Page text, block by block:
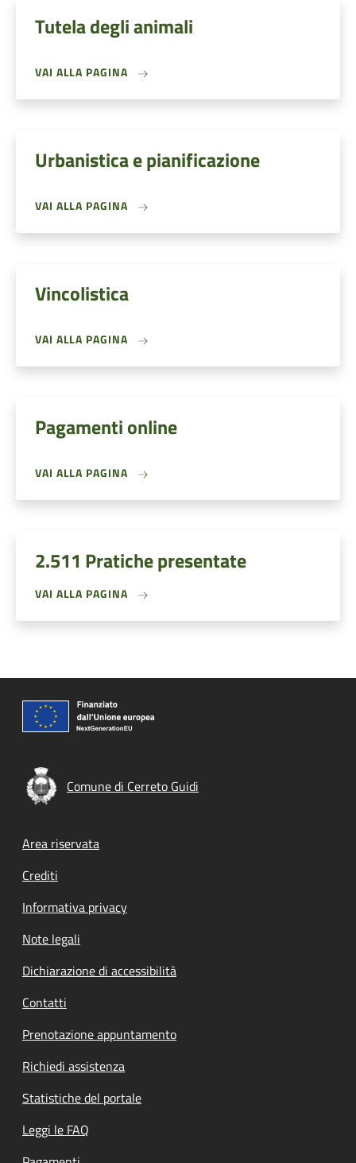
Tutela degli animali
VAI ALLA PAGINA
Urbanistica e pianificazione
VAI ALLA PAGINA
Vincolistica
VAI ALLA PAGINA
Pagamenti online
VAI ALLA PAGINA
2.511 Pratiche presentate
VAI ALLA PAGINA
Comune di Cerreto Guidi
Footer menu
Area riservata
Crediti
Informativa privacy
Note legali
Dichiarazione di accessibilità
Contatti
Prenotazione appuntamento
Richiedi assistenza
Statistiche del portale
Leggi le FAQ